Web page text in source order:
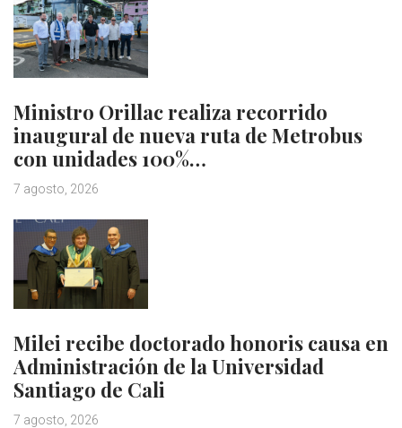
Ministro Orillac realiza recorrido
inaugural de nueva ruta de Metrobus
con unidades 100%…
7 agosto, 2026
Milei recibe doctorado honoris causa en
Administración de la Universidad
Santiago de Cali
7 agosto, 2026